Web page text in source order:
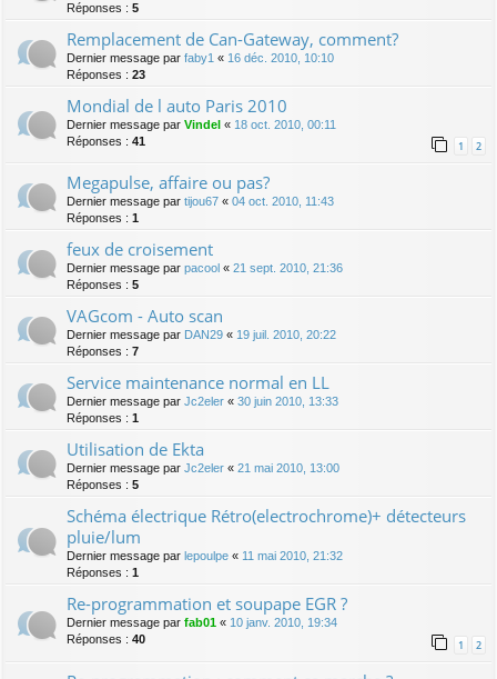
Réponses : 5
Remplacement de Can-Gateway, comment?
Dernier message par faby1 « 16 déc. 2010, 10:10
Réponses : 23
Mondial de l auto Paris 2010
Dernier message par Vindel « 18 oct. 2010, 00:11
Réponses : 41 1 2
Megapulse, affaire ou pas?
Dernier message par tijou67 « 04 oct. 2010, 11:43
Réponses : 1
feux de croisement
Dernier message par pacool « 21 sept. 2010, 21:36
Réponses : 5
VAGcom - Auto scan
Dernier message par DAN29 « 19 juil. 2010, 20:22
Réponses : 7
Service maintenance normal en LL
Dernier message par Jc2eler « 30 juin 2010, 13:33
Réponses : 1
Utilisation de Ekta
Dernier message par Jc2eler « 21 mai 2010, 13:00
Réponses : 5
Schéma électrique Rétro(electrochrome)+ détecteurs
pluie/lum
Dernier message par lepoulpe « 11 mai 2010, 21:32
Réponses : 1
Re-programmation et soupape EGR ?
Dernier message par fab01 « 10 janv. 2010, 19:34
Réponses : 40 1 2